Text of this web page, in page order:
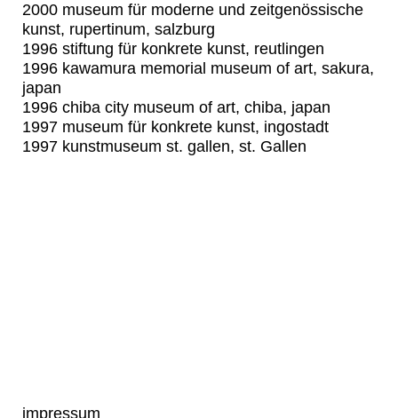
2000 museum für moderne und zeitgenössische
kunst, rupertinum, salzburg
1996 stiftung für konkrete kunst, reutlingen
1996 kawamura memorial museum of art, sakura,
japan
1996 chiba city museum of art, chiba, japan
1997 museum für konkrete kunst, ingostadt
1997 kunstmuseum st. gallen, st. Gallen
impressum